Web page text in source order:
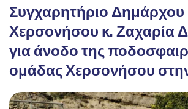
Συγχαρητήριο Δημάρχου
Χερσονήσου κ. Ζαχαρία
για άνοδο της
ομάδας Χερσονήσου